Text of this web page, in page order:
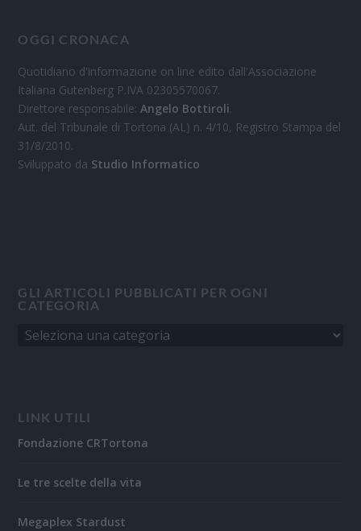
OGGI CRONACA
Quotidiano d'informazione on line edito dall'Associazione
Italiana Gutenberg P.IVA 02305570067.
Direttore responsabile:Angelo Bottiroli.
Aut. del Tribunale di Tortona (AL) n. 4/10, Registro Stampa del
31/8/2010.
Sviluppato da Studio Informatico
GLI ARTICOLI PUBBLICATI PER OGNI
CATEGORIA
LINK UTILI
Fondazione CRTortona
Le tre scelte della vita
Megaplex Stardust